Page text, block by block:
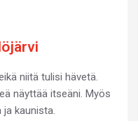
niitä tulisi hävetä.
näyttää itseäni. Myös
kaunista.